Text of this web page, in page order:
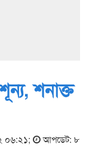
শনাক্ত
০৬:২১;
আপডেট: ৮